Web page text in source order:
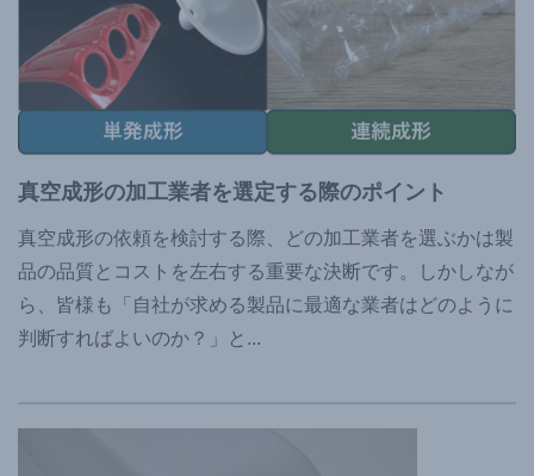
真空成形の加工業者を選定する際のポイント
真空成形の依頼を検討する際、どの加工業者を選ぶかは製
品の品質とコストを左右する重要な決断です。しかしなが
ら、皆様も「自社が求める製品に最適な業者はどのように
判断すればよいのか？」と ...